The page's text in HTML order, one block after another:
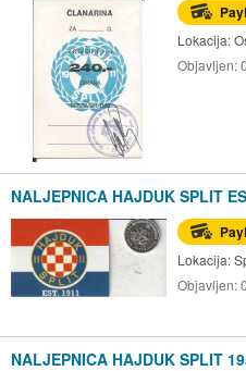
Lokacija:
Objavljen:
NALJEPNICA HAJDUK SPLIT
Lokacija:
Objavljen:
NALJEPNICA HAJDUK SPLIT